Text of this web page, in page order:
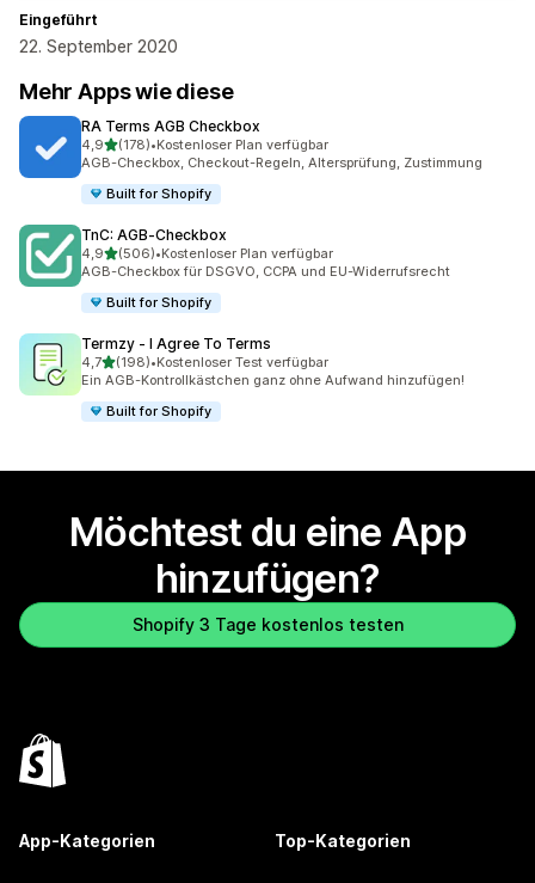
Eingeführt
22. September 2020
Mehr Apps wie diese
RA Terms AGB Checkbox
4,9von 5 Sternen
(178)
178 Rezensionen insgesamt
•Kostenloser Plan verfügbar
AGB-Checkbox, Checkout-Regeln, Altersprüfung, Zustimmung
Built for Shopify
TnC: AGB‑Checkbox
4,9von 5 Sternen
(506)
506 Rezensionen insgesamt
•Kostenloser Plan verfügbar
AGB-Checkbox für DSGVO, CCPA und EU-Widerrufsrecht
Built for Shopify
Termzy ‑ I Agree To Terms
4,7von 5 Sternen
(198)
198 Rezensionen insgesamt
•Kostenloser Test verfügbar
Ein AGB-Kontrollkästchen ganz ohne Aufwand hinzufügen!
Built for Shopify
Möchtest du eine App
hinzufügen?
Shopify 3 Tage kostenlos testen
App-Kategorien Top-Kategorien